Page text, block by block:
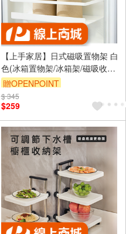
【上手家居】日式磁吸置物架 白
色(冰箱置物架/冰箱架/磁吸收納
架/磁鐵架)
贈OPENPOINT
訂單滿999享9折
$ 345
$259